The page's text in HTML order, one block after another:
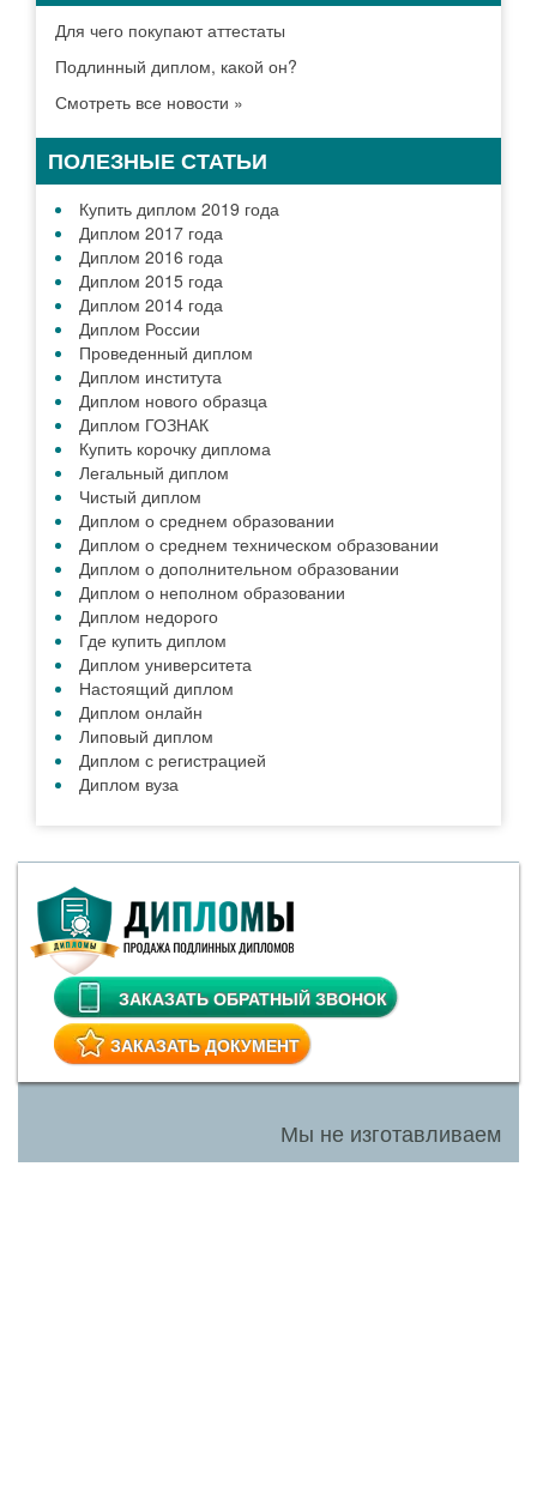
Для чего покупают аттестаты
Подлинный диплом, какой он?
Смотреть все новости »
ПОЛЕЗНЫЕ СТАТЬИ
Купить диплом 2019 года
Диплом 2017 года
Диплом 2016 года
Диплом 2015 года
Диплом 2014 года
Диплом России
Проведенный диплом
Диплом института
Диплом нового образца
Диплом ГОЗНАК
Купить корочку диплома
Легальный диплом
Чистый диплом
Диплом о среднем образовании
Диплом о среднем техническом образовании
Диплом о дополнительном образовании
Диплом о неполном образовании
Диплом недорого
Где купить диплом
Диплом университета
Настоящий диплом
Диплом онлайн
Липовый диплом
Диплом с регистрацией
Диплом вуза
ЗАКАЗАТЬ ОБРАТНЫЙ ЗВОНОК
ЗАКАЗАТЬ ДОКУМЕНТ
Мы не изготавливаем